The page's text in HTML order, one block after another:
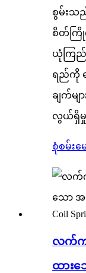
စွမ်းသ
စိတ်ကြို
ယုံကြည်
ရည်ကို ပ
ချက်မ
လွယ်ရှိမှု
စုံစမ်းမေ
လက်က
ထား